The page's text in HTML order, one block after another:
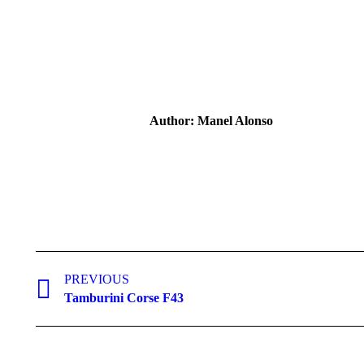
Author: Manel Alonso
navigation
PREVIOUS
Previous
Tamburini Corse F43